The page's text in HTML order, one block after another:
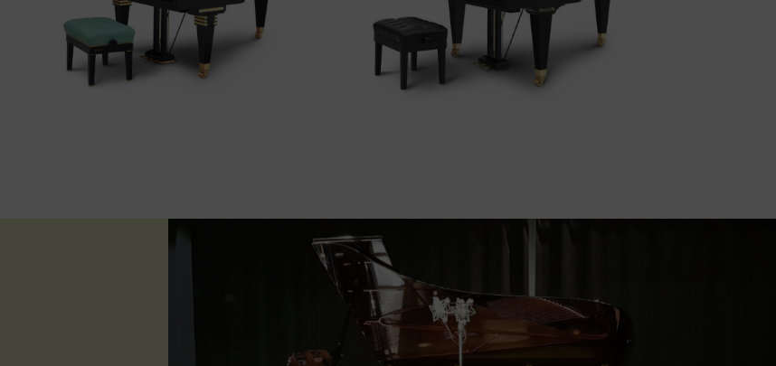
BÖSENDORFER Grand Secession
materiales preciosos y al arte lujoso.